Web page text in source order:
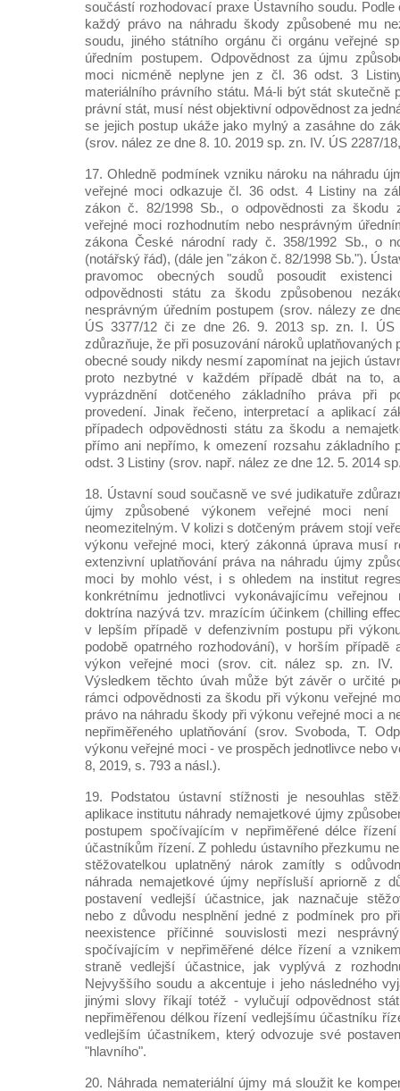
součástí rozhodovací praxe Ústavního soudu.
každý právo na náhradu škody způsobené mu
soudu, jiného státního orgánu či orgánu veřejné
úředním postupem. Odpovědnost za újmu
moci nicméně neplyne jen z čl. 36 odst. 3
materiálního právního státu. Má-li být stát skutečně
právní stát, musí nést objektivní odpovědnost za
se jejich postup ukáže jako mylný a zasáhne do
(srov. nález ze dne 8. 10. 2019 sp. zn. IV. ÚS 2287/
17. Ohledně podmínek vzniku nároku na náhradu
veřejné moci odkazuje čl. 36 odst. 4 Listiny na
zákon č. 82/1998 Sb., o odpovědnosti za škodu
veřejné moci rozhodnutím nebo nesprávným
zákona České národní rady č. 358/1992 Sb., o
(notářský řád), (dále jen "zákon č. 82/1998 Sb.").
pravomoc obecných soudů posoudit
odpovědnosti státu za škodu způsobenou
nesprávným úředním postupem (srov. nálezy ze
ÚS 3377/12 či ze dne 26. 9. 2013 sp. zn. I. ÚS
zdůrazňuje, že při posuzování nároků uplatňovaných
obecné soudy nikdy nesmí zapomínat na jejich
proto nezbytné v každém případě dbát na to,
vyprázdnění dotčeného základního práva při
provedení. Jinak řečeno, interpretací a aplikací
případech odpovědnosti státu za škodu a
přímo ani nepřímo, k omezení rozsahu základního
odst. 3 Listiny (srov. např. nález ze dne 12. 5. 2014
18. Ústavní soud současně ve své judikatuře
újmy způsobené výkonem veřejné moci není
neomezitelným. V kolizi s dotčeným právem stojí
výkonu veřejné moci, který zákonná úprava musí
extenzivní uplatňování práva na náhradu újmy
moci by mohlo vést, i s ohledem na institut
konkrétnímu jednotlivci vykonávajícímu
doktrína nazývá tzv. mrazícím účinkem (chilling
v lepším případě v defenzivním postupu při
podobě opatrného rozhodování), v horším případě
výkon veřejné moci (srov. cit. nález sp. zn. IV.
Výsledkem těchto úvah může být závěr o určité
rámci odpovědnosti za škodu při výkonu veřejné
právo na náhradu škody při výkonu veřejné moci a
nepřiměřeného uplatňování (srov. Svoboda, T.
výkonu veřejné moci - ve prospěch jednotlivce nebo
8, 2019, s. 793 a násl.).
19. Podstatou ústavní stížnosti je nesouhlas
aplikace institutu náhrady nemajetkové újmy
postupem spočívajícím v nepřiměřené délce
účastníkům řízení. Z pohledu ústavního přezkumu
stěžovatelkou uplatněný nárok zamítly s
náhrada nemajetkové újmy nepřísluší apriorně z
postavení vedlejší účastnice, jak naznačuje
nebo z důvodu nesplnění jedné z podmínek pro
neexistence příčinné souvislosti mezi
spočívajícím v nepřiměřené délce řízení a
straně vedlejší účastnice, jak vyplývá z
Nejvyššího soudu a akcentuje i jeho následného
jinými slovy říkají totéž - vylučují odpovědnost
nepřiměřenou délkou řízení vedlejšímu účastníku
vedlejším účastníkem, který odvozuje své
"hlavního".
20. Náhrada nemateriální újmy má sloužit ke